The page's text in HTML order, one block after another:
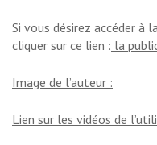
Si vous désirez accéder à
cliquer sur ce lien : la
Image de l’auteur :
Lien sur les vidéos de